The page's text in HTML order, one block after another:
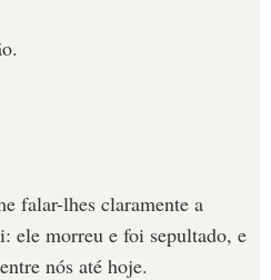
falar-lhes claramente a
ele morreu e foi sepultado, e
nós até hoje.